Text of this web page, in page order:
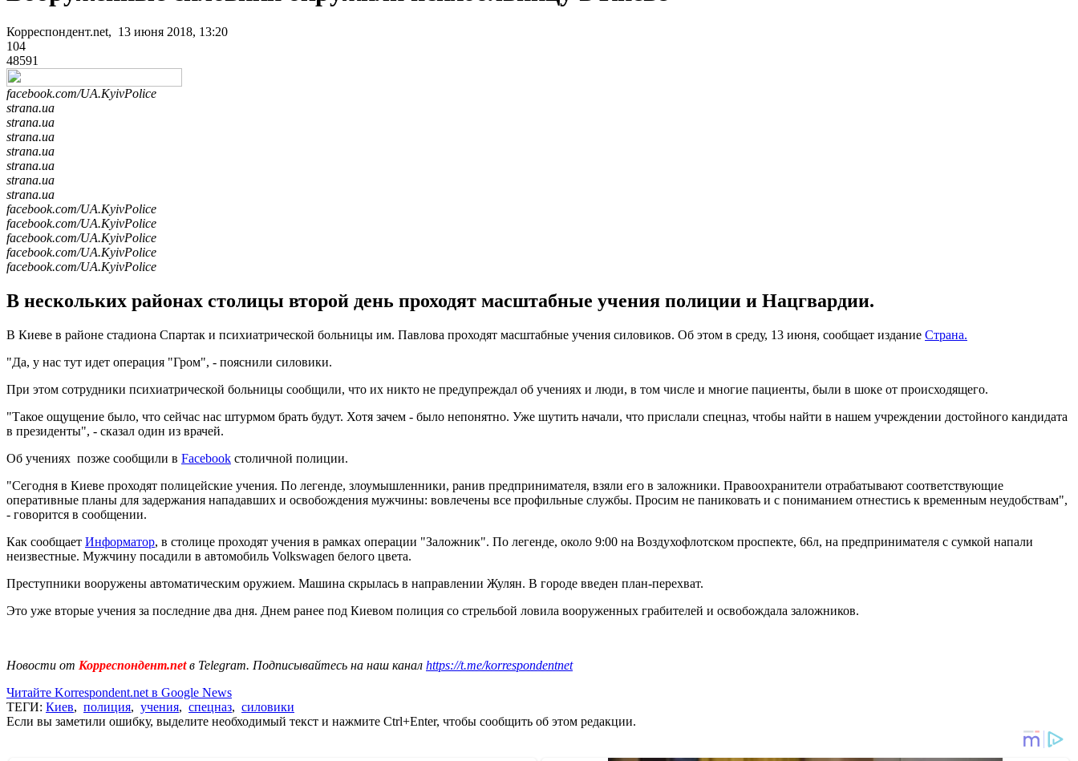
Корреспондент.net, 13 июня 2018, 13:20
104
48591
facebook.com/UA.KyivPolice
strana.ua
strana.ua
strana.ua
strana.ua
strana.ua
strana.ua
strana.ua
facebook.com/UA.KyivPolice
facebook.com/UA.KyivPolice
facebook.com/UA.KyivPolice
facebook.com/UA.KyivPolice
facebook.com/UA.KyivPolice
В нескольких районах столицы второй день проходят масштабные учения полиции и Нацгвардии.
В Киеве в районе стадиона Спартак и психиатрической больницы им. Павлова проходят масштабные учения силовиков. Об этом в среду, 13 июня, сообщает издание Страна.
"Да, у нас тут идет операция "Гром", - пояснили силовики.
При этом сотрудники психиатрической больницы сообщили, что их никто не предупреждал об учениях и люди, в том числе и многие пациенты, были в шоке от происходящего.
"Такое ощущение было, что сейчас нас штурмом брать будут. Хотя зачем - было непонятно. Уже шутить начали, что прислали спецназ, чтобы найти в нашем учреждении достойного кандидата
в президенты", - сказал один из врачей.
Об учениях позже сообщили в Facebook столичной полиции.
"Сегодня в Киеве проходят полицейские учения. По легенде, злоумышленники, ранив предпринимателя, взяли его в заложники. Правоохранители отрабатывают соответствующие
оперативные планы для задержания нападавших и освобождения мужчины: вовлечены все профильные службы. Просим не паниковать и с пониманием отнестись к временным неудобствам",
- говорится в сообщении.
Как сообщает Информатор, в столице проходят учения в рамках операции "Заложник". По легенде, около 9:00 на Воздухофлотском проспекте, 66л, на предпринимателя с сумкой напали
неизвестные. Мужчину посадили в автомобиль Volkswagen белого цвета.
Преступники вооружены автоматическим оружием. Машина скрылась в направлении Жулян. В городе введен план-перехват.
Это уже вторые учения за последние два дня. Днем ранее под Киевом полиция со стрельбой ловила вооруженных грабителей и освобождала заложников.
Новости от Корреспондент.netв Telegram. Подписывайтесь на наш канал https://t.me/korrespondentnet
Читайте Korrespondent.net в Google News
ТЕГИ: Киев, полиция, учения, спецназ, силовики
Если вы заметили ошибку, выделите необходимый текст и нажмите Ctrl+Enter, чтобы сообщить об этом редакции.